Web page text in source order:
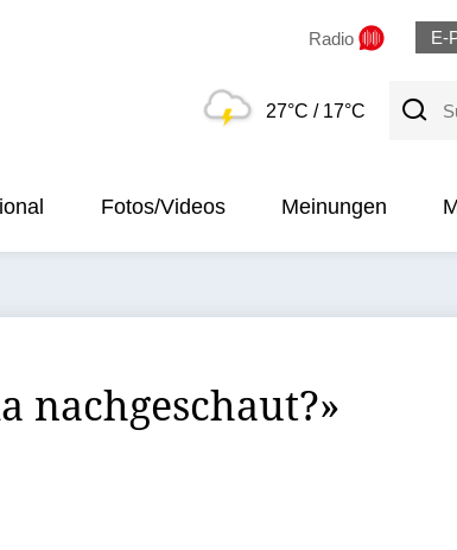
Radio E-
27°C / 17°C
Fotos/Videos Meinungen
nachgeschaut?»